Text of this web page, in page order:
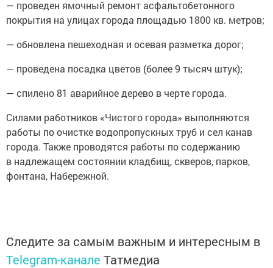
— проведен ямочный ремонт асфальтобетонного
покрытия на улицах города площадью 1800 кв. метров;
— обновлена пешеходная и осевая разметка дорог;
— проведена посадка цветов (более 9 тысяч штук);
— спилено 81 аварийное дерево в черте города.
Силами работников «Чистого города» выполняются
работы по очистке водопропускных труб и сел канав
города. Также проводятся работы по содержанию
в надлежащем состоянии кладбищ, скверов, парков,
фонтана, Набережной.
Следите за самым важным и интересным в
Telegram-канале Татмедиа